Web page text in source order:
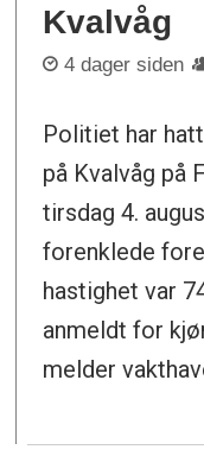
Kvalvåg
4 dager siden
Politiet har
på Kvalvåg på
tirsdag 4.
forenklede
hastighet var
anmeldt for
melder